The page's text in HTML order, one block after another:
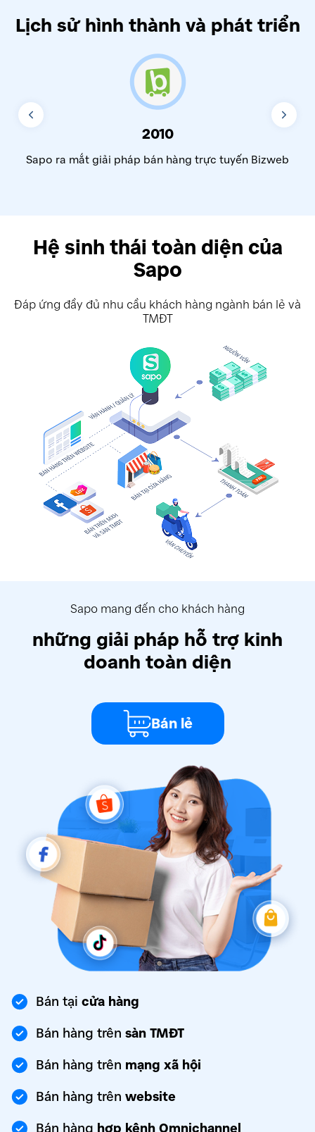
Lịch sử hình thành và phát triển
2010
Sapo ra mắt giải pháp bán hàng trực tuyến Bizweb
Hệ sinh thái toàn diện của
Sapo
Đáp ứng đầy đủ nhu cầu khách hàng ngành bán lẻ và
TMĐT
Sapo mang đến cho khách hàng
những giải pháp hỗ trợ kinh
doanh toàn diện
Bán lẻ
Bán tại cửa hàng
Bán hàng trên sàn TMĐT
Bán hàng trên mạng xã hội
Bán hàng trên website
Bán hàng hợp kênh Omnichannel